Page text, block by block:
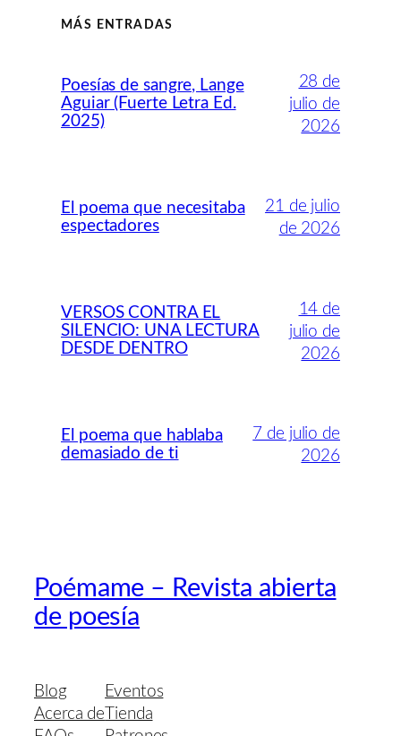
MÁS ENTRADAS
Poesías de sangre, Lange
Aguiar (Fuerte Letra Ed.
2025)
28 de
julio de
2026
El poema que necesitaba
espectadores
21 de julio
de 2026
VERSOS CONTRA EL
SILENCIO: UNA LECTURA
DESDE DENTRO
14 de
julio de
2026
El poema que hablaba
demasiado de ti
7 de julio de
2026
Poémame – Revista abierta
de poesía
Blog
Acerca de
Eventos
Tienda